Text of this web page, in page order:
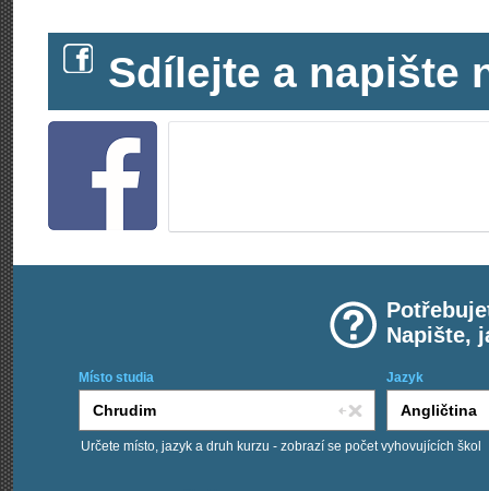
Sdílejte a napište
Napište,
Místo studia Jazyk
Určete místo, jazyk a druh kurzu - zobrazí se počet vyhovujících škol